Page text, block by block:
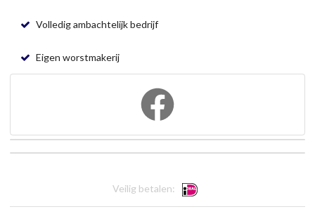
Volledig ambachtelijk bedrijf
Eigen worstmakerij
Veilig betalen: